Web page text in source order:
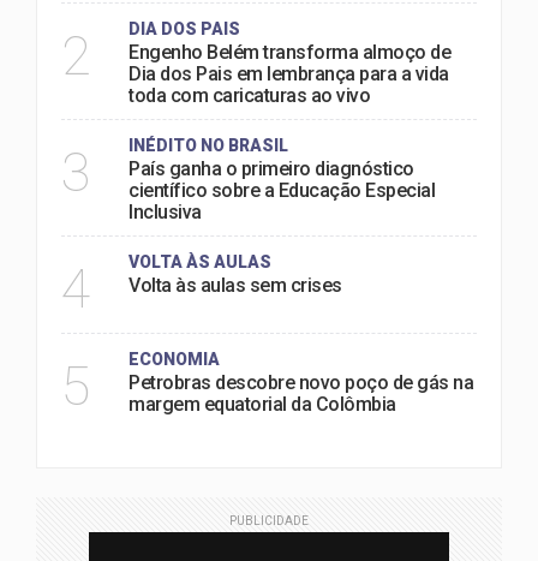
2 DIA DOS PAIS
Engenho Belém transforma almoço de
Dia dos Pais em lembrança para a vida
toda com caricaturas ao vivo
3 INÉDITO NO BRASIL
País ganha o primeiro diagnóstico
científico sobre a Educação Especial
Inclusiva
4 VOLTA ÀS AULAS
Volta às aulas sem crises
5 ECONOMIA
Petrobras descobre novo poço de gás na
margem equatorial da Colômbia
PUBLICIDADE